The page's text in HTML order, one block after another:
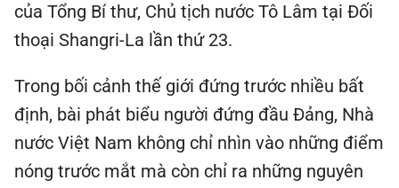
của Tổng Bí thư, Chủ tịch nước Tô Lâm tại Đối
thoại Shangri-La lần thứ 23.
Trong bối cảnh thế giới đứng trước nhiều bất
định, bài phát biểu người đứng đầu Đảng, Nhà
nước Việt Nam không chỉ nhìn vào những điểm
nóng trước mắt mà còn chỉ ra những nguyên